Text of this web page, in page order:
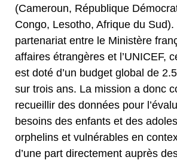
(Cameroun, République
Congo, Lesotho, Afrique du
partenariat entre le Ministère
affaires étrangères et l’UNICEF,
est doté d’un budget global de
sur trois ans. La mission a donc
recueillir des données pour
besoins des enfants et des
orphelins et vulnérables en
d’une part directement auprès